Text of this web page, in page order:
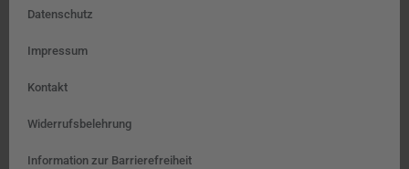
Datenschutz
Impressum
Kontakt
Widerrufsbelehrung
Information zur Barrierefreiheit